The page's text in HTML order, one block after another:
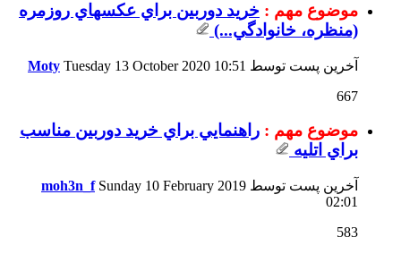
موضوع مهم : خريد دوربين براي عكسهاي روزمره
(منظره، خانوادگي...)
آخرین پست توسط Moty Tuesday 13 October 2020 10:51
667
موضوع مهم : راهنمايي براي خريد دوربين مناسب
براي اتليه
آخرین پست توسط moh3n_f Sunday 10 February 2019
02:01
583